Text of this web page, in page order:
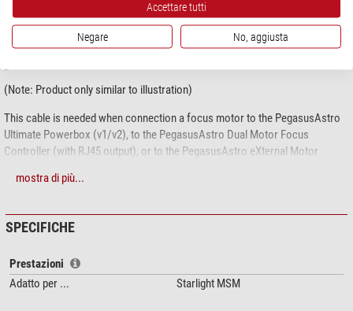
Purtroppo, questa descrizione non è stato tradotto in italiano, in
modo da trovare a questo punto una descrizione inglese.
(Note: Product only similar to illustration)
This cable is needed when connection a focus motor to the PegasusAstro
Ultimate Powerbox (v1/v2), to the PegasusAstro Dual Motor Focus
Controller (with RJ45 output), or to the PegasusAstro eXternal Motor
RJ45 to DB9: Robofocus, Moonlite, Lakeside or other generic unipolar
Meade Zero Image Shift
Rigel nStep
Starlight HSM
mostra di più...
SPECIFICHE
Prestazioni
Adatto per ...
Starlight MSM
Accettare tutti
Negare No, aggiusta